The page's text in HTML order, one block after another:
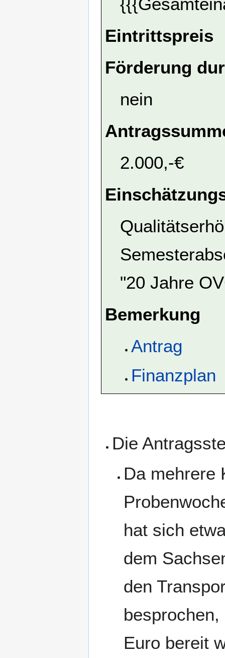
Eintrittspreis
Förderung
nein
2.000,-€
"20 Jahre
Bemerkung
Antrag
Finanzplan
Die
Da mehrere
hat sich
dem
den
Euro bereit